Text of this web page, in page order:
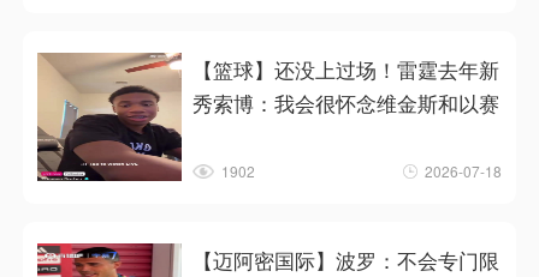
【篮球】还没上过场！雷霆去年新
秀索博：我会很怀念维金斯和以赛
1902 2026-07-18
【迈阿密国际】波罗：不会专门限